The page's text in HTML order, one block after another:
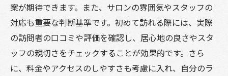
案が期待できます。また、サロンの雰囲気やスタッフの
対応も重要な判断基準です。初めて訪れる際には、実際
の訪問者の口コミや評価を確認し、居心地の良さやスタ
ッフの親切さをチェックすることが効果的です。さら
に、料金やアクセスのしやすさも考慮に入れ、自分のラ